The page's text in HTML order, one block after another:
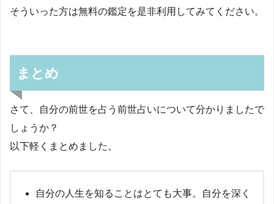
そういった方は無料の鑑定を是非利用してみてください。
まとめ
さて、自分の前世を占う前世占いについて分かりましたで
しょうか？
以下軽くまとめました。
自分の人生を知ることはとても大事。自分を深く